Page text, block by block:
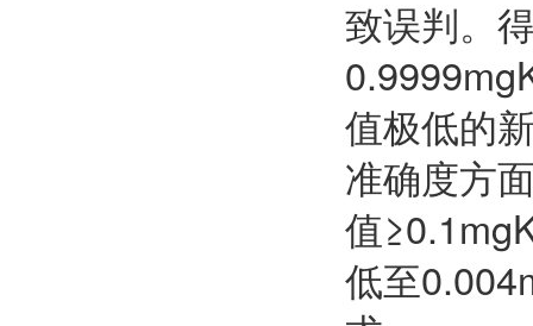
致误判。
值极低的
准确度方
值
低至